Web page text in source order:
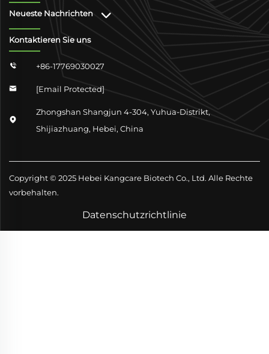
Neueste Nachrichten
Kontaktieren Sie uns
 +86-17769030027
 [email Protected]

Zhongshan Shangjun 4-304, Yuhua-Distrikt,
Shijiazhuang, Hebei, China
Copyright © 2025 Hebei Kangcare Biotech Co., Ltd. Alle Rechte
vorbehalten.
Datenschutzrichtlinie